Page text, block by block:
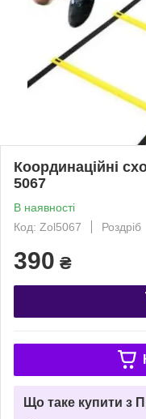
Координаційні
5067
В наявності
Код: Zol5067
Роздріб
390 ₴
Що таке купити з